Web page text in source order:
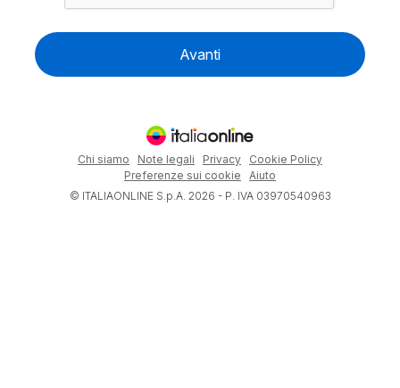
Avanti
Chi siamo Note legali Privacy
Cookie Policy
Preferenze sui cookie
Aiuto
© ITALIAONLINE S.p.A. 2026 - P. IVA 03970540963